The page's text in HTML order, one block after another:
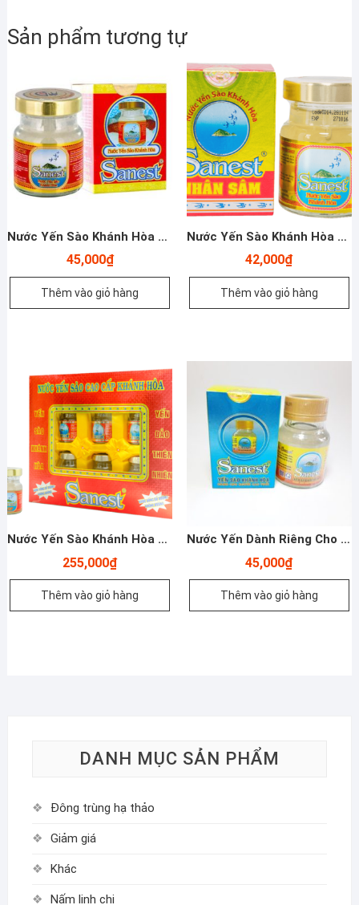
Sản phẩm tương tự
Nước Yến Sào Khánh Hòa – Sanest Ăn Kiêng – Lọ Đơn 70ml
45,000₫
Thêm vào giỏ hàng
Nước Yến Sào Khánh Hòa – Sanest Nhân Sâm Fucoidan- Lọ Đơn 70ml
42,000₫
Thêm vào giỏ hàng
Nước Yến Sào Khánh Hòa – Sanest Ăn Kiêng – Hộp 6 Hũ
255,000₫
Thêm vào giỏ hàng
Nước Yến Dành Riêng Cho Người Cao Tuổi – Sanest Khánh Hòa – 70ml
45,000₫
Thêm vào giỏ hàng
DANH MỤC SẢN PHẨM
Đông trùng hạ thảo
Giảm giá
Khác
Nấm linh chi